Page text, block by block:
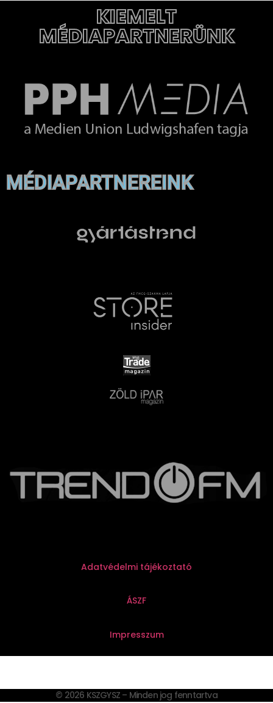
KIEMELT
MÉDIAPARTNERÜNK
MÉDIAPARTNEREINK
Adatvédelmi tájékoztató
ÁSZF
Impresszum
© 2026 KSZGYSZ – Minden jog fenntartva